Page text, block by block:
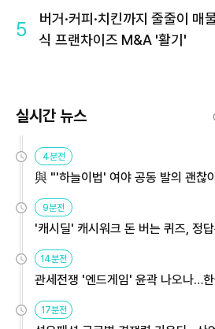
5
버거·커피·치킨까지 줄줄이 매
식 프랜차이즈 M&A '활기'
실시간 뉴스
4분전
與 "'하늘이법' 여야 공동 발의 괜찮
9분전
'캐시딜' 캐시워크 돈 버는 퀴즈, 정
14분전
관세전쟁 '엔드게임' 윤곽 나오나…
용해야
17분전